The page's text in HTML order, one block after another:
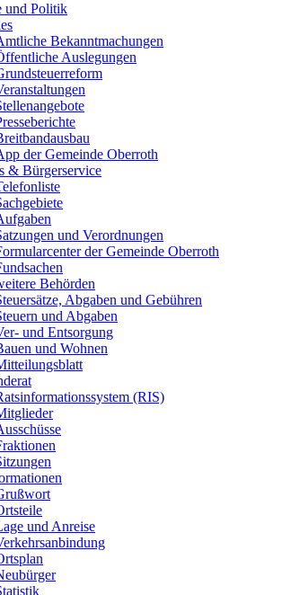
und Politik
Bekanntmachungen
Auslegungen
der Gemeinde Oberroth
& Bürgerservice
und Verordnungen
der Gemeinde Oberroth
Behörden
Abgaben und Gebühren
und Abgaben
und Entsorgung
und Wohnen
(RIS)
und Anreise